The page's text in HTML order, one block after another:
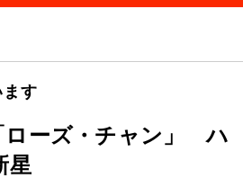
す
ローズ・チャン」 ハ
星